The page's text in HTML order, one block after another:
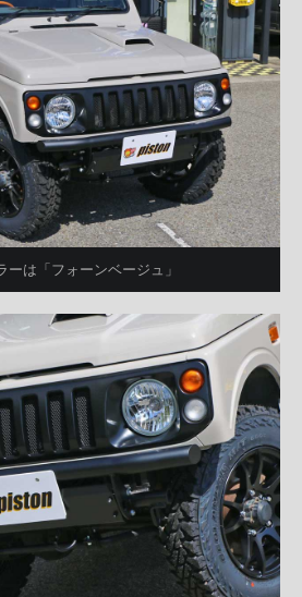
ーは「フォーンベージュ」